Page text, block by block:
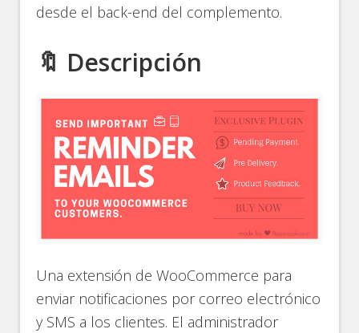
desde el back-end del complemento.
🔖 Descripción
Una extensión de WooCommerce para
enviar notificaciones por correo electrónico
y SMS a los clientes. El administrador